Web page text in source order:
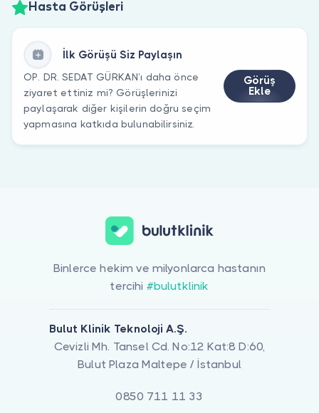
Hasta Görüşleri
İlk Görüşü Siz Paylaşın
OP. DR. SEDAT GÜRKAN’ı daha önce
ziyaret ettiniz mi? Görüşlerinizi
paylaşarak diğer kişilerin doğru seçim
yapmasına katkıda bulunabilirsiniz.
Görüş
Ekle
Binlerce hekim ve milyonlarca hastanın
tercihi #bulutklinik
Bulut Klinik Teknoloji A.Ş.
Cevizli Mh. Tansel Cd. No:12 Kat:8 D:60,
Bulut Plaza Maltepe / İstanbul
0850 711 11 33